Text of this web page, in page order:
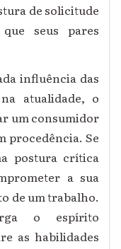
de solicitude
seus pares
influência das
atualidade, o
um consumidor
procedência. Se
postura crítica
a sua
de um trabalho.
o espírito
as habilidades